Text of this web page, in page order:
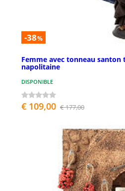
-38%
Femme avec tonneau santon
napolitaine
DISPONIBLE
€ 109,00 € 177,00